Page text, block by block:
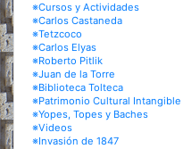
※Cursos y Actividades
※Carlos Castaneda
※Tetzcoco
※Carlos Elyas
※Roberto Pitlik
※Juan de la Torre
※Biblioteca Tolteca
※Patrimonio Cultural Intangible
※Yopes, Topes y Baches
※Videos
※Invasión de 1847